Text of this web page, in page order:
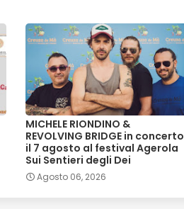
MICHELE RIONDINO &
REVOLVING BRIDGE in concerto
il 7 agosto al festival Agerola
Sui Sentieri degli Dei
Agosto 06, 2026